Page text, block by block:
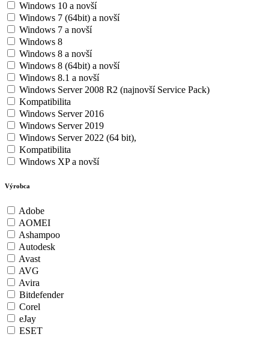
Windows 10 a novší
Windows 7 (64bit) a novší
Windows 7 a novší
Windows 8
Windows 8 a novší
Windows 8 (64bit) a novší
Windows 8.1 a novší
Windows Server 2008 R2 (najnovší Service Pack)
Kompatibilita
Windows Server 2016
Windows Server 2019
Windows Server 2022 (64 bit),
Kompatibilita
Windows XP a novší
Výrobca
Adobe
AOMEI
Ashampoo
Autodesk
Avast
AVG
Avira
Bitdefender
Corel
eJay
ESET